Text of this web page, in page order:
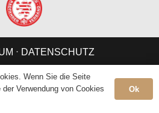
⋅ DATENSCHUTZ
Wenn Sie die Seite
Verwendung von Cookies
Ok